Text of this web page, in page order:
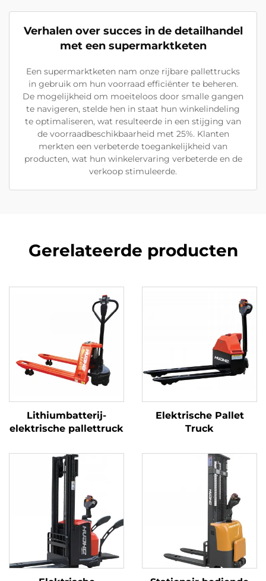
Verhalen over succes in de detailhandel
met een supermarktketen
Een supermarktketen nam onze rijbare pallettrucks
in gebruik om hun voorraad efficiënter te beheren.
De mogelijkheid om moeiteloos door smalle gangen
te navigeren, stelde hen in staat hun winkelindeling
te optimaliseren, wat resulteerde in een stijging van
de voorraadbeschikbaarheid met 25%. Klanten
merkten een verbeterde toegankelijkheid van
producten, wat hun winkelervaring verbeterde en de
verkoop stimuleerde.
Gerelateerde producten
Lithiumbatterij-
elektrische pallettruck
Elektrische Pallet
Truck